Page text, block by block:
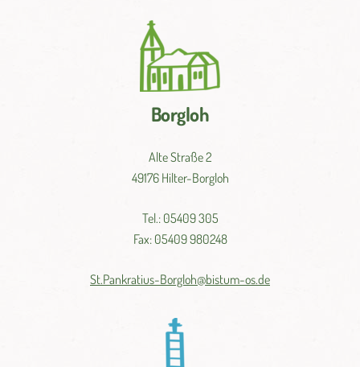
Borgloh
Alte Straße 2
49176 Hilter-Borgloh
Tel.: 05409 305
Fax: 05409 980248
St.Pankratius-Borgloh@bistum-os.de